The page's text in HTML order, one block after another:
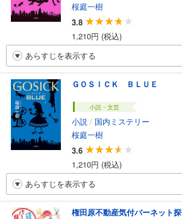
桜庭一樹
3.8
1,210円 (税込)
あらすじを表示する
ＧＯＳＩＣＫ ＢＬＵＥ
小説・文芸
小説 / 国内ミステリー
桜庭一樹
3.6
1,210円 (税込)
あらすじを表示する
権田原不動産気付バーネット